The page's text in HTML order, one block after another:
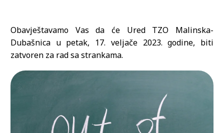
Obavještavamo Vas da će Ured TZO Malinska-
Dubašnica u petak, 17. veljače 2023. godine, biti
zatvoren za rad sa strankama.